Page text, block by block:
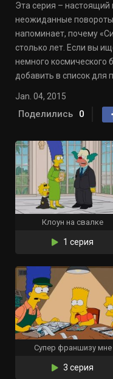
Эта серия – настоящий
неожиданные
напоминает, почему
столько лет. Если вы
немного космического
добавить в список для
Jan. 04, 2015
Поделились 0
Клоун на свалке
1 серия
Супер франшизу мне
3 серия